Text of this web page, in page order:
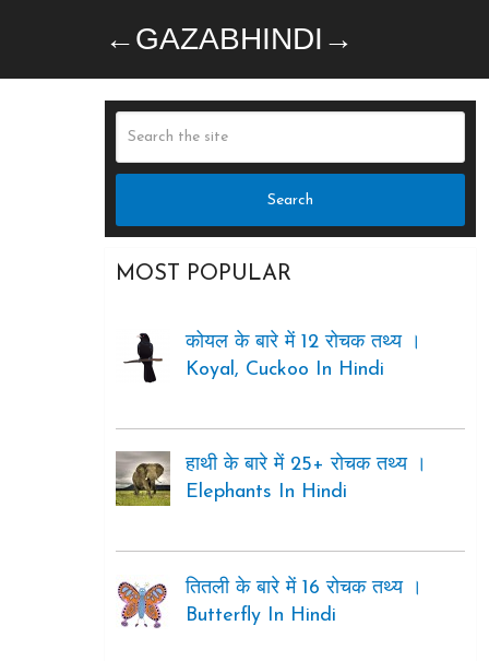
←GAZABHINDI→
MOST POPULAR
कोयल के बारे में 12 रोचक तथ्य ।
Koyal, Cuckoo In Hindi
हाथी के बारे में 25+ रोचक तथ्य ।
Elephants In Hindi
तितली के बारे में 16 रोचक तथ्य ।
Butterfly In Hindi